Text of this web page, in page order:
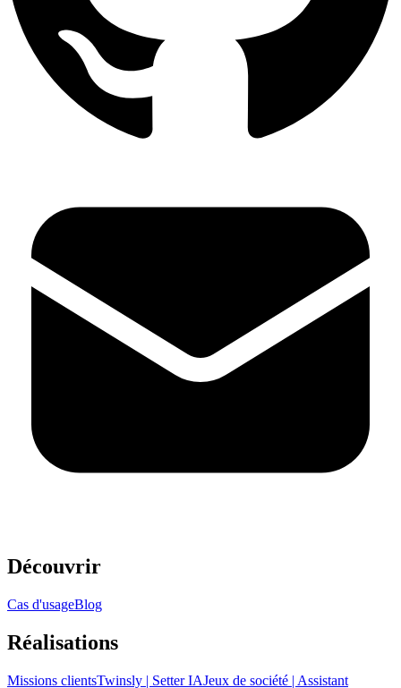
Découvrir
Cas d'usageBlog
Réalisations
Missions clientsTwinsly | Setter IAJeux de société | Assistant